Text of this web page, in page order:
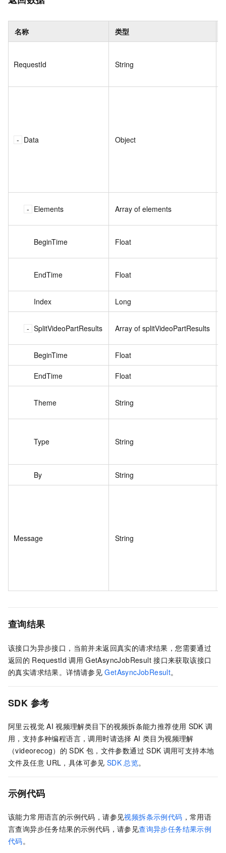
名称 类型
RequestId String
Data Object
Elements Array of elements
BeginTime Float
EndTime Float
Index Long
SplitVideoPartResults Array of splitVideoPartResults
BeginTime Float
EndTime Float
Theme String
Type String
By String
Message String
查询结果
该接口为异步接口，当前并未返回真实的请求结果，您需要通过
返回的 RequestId 调用 GetAsyncJobResult 接口来获取该接口
的真实请求结果。详情请参见 GetAsyncJobResult。
SDK 参考
阿里云视觉 AI 视频理解类目下的视频拆条能力推荐使用 SDK 调
用，支持多种编程语言，调用时请选择 AI 类目为视频理解
（videorecog）的 SDK 包，文件参数通过 SDK 调用可支持本地
文件及任意 URL，具体可参见 SDK 总览。
示例代码
该能力常用语言的示例代码，请参见视频拆条示例代码 ，常用语
言查询异步任务结果的示例代码，请参见查询异步任务结果示例
代码。